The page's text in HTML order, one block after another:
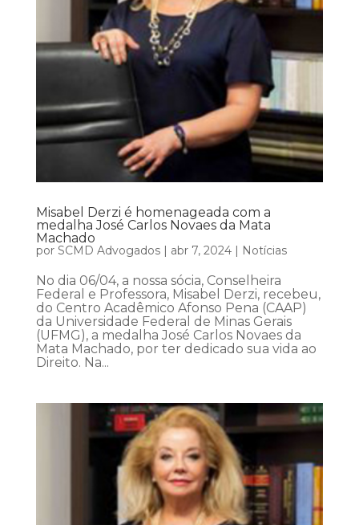
Misabel Derzi é homenageada com a
medalha José Carlos Novaes da Mata
Machado
por SCMD Advogados| abr 7, 2024| Notícias
No dia 06/04, a nossa sócia, Conselheira
Federal e Professora, Misabel Derzi, recebeu,
do Centro Acadêmico Afonso Pena (CAAP)
da Universidade Federal de Minas Gerais
(UFMG), a medalha José Carlos Novaes da
Mata Machado, por ter dedicado sua vida ao
Direito. Na...